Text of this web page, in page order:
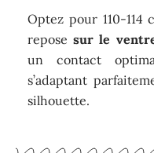
Optez pour 110-
reposesur le
un contact
s’adaptant
silhouette.